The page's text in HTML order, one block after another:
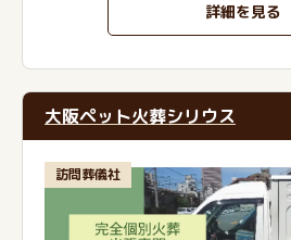
詳細を見る
大阪ペット火葬シリウス
訪問葬儀社